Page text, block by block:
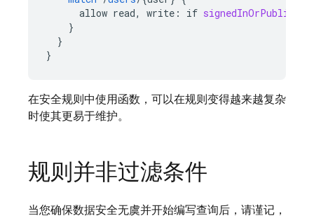
allow read, write : if signedInOrPublic
}
}
}
在安全规则中使用函数，可以在规则变得越来越复杂
时使其更易于维护。
规则并非过滤条件
当您确保数据安全无虞并开始编写查询后，请谨记，